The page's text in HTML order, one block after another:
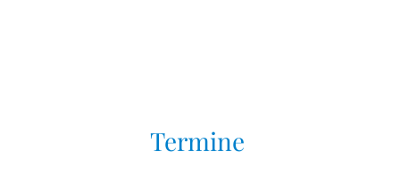
Termine